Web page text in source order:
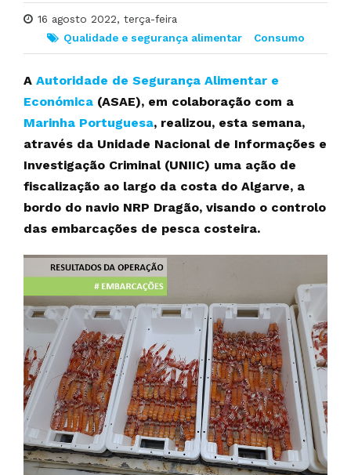
16 agosto 2022, terça-feira
Qualidade e segurança alimentar
Consumo
A Autoridade de Segurança Alimentar e
Económica (ASAE), em colaboração com a
Marinha Portuguesa, realizou, esta semana,
através da Unidade Nacional de Informações e
Investigação Criminal (UNIIC) uma ação de
fiscalização ao largo da costa do Algarve, a
bordo do navio NRP Dragão, visando o controlo
das embarcações de pesca costeira.